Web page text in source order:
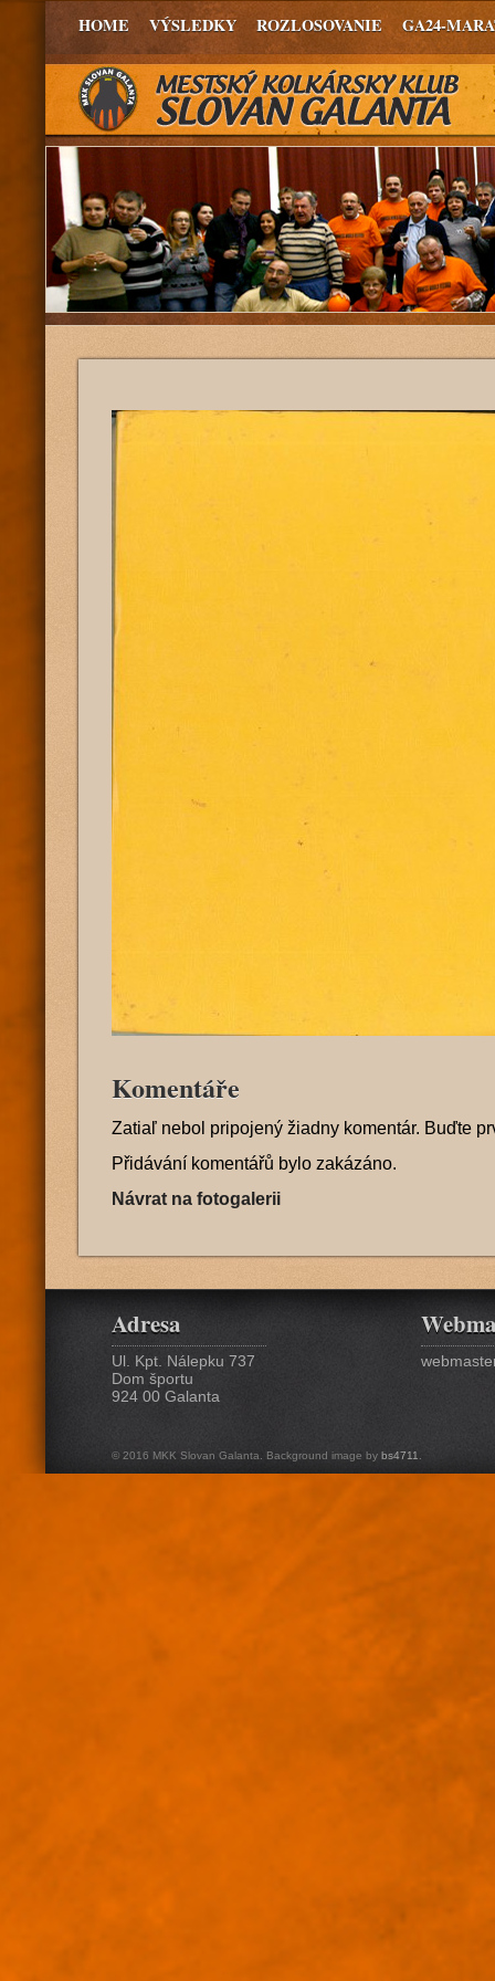
HOME VÝSLEDKY ROZLOSOVANIE GA24-
Komentáře
Zatiaľ nebol pripojený žiadny komentár. Buďte
Přidávání komentářů bylo zakázáno.
Návrat na fotogalerii
Adresa
Ul. Kpt. Nálepku 737
Dom športu
924 00 Galanta
© 2016 MKK Slovan Galanta. Background image by bs4711